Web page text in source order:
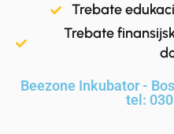
Trebate
Trebate
Beezone Inkubator -
tel: